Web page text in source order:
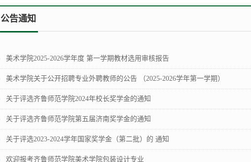
公告通知
美术学院2025-2026学年度 第一学期教材选用审核报告
美术学院关于公开招聘专业外聘教师的公告 （2025-2026学年第一学期）
关于评选齐鲁师范学院2024年校长奖学金的通知
关于评选齐鲁师范学院第五届济南奖学金的通知
关于评选2023-2024学年国家奖学金（第二批）的 通知
欢迎报考齐鲁师范学院美术学院包装设计专业